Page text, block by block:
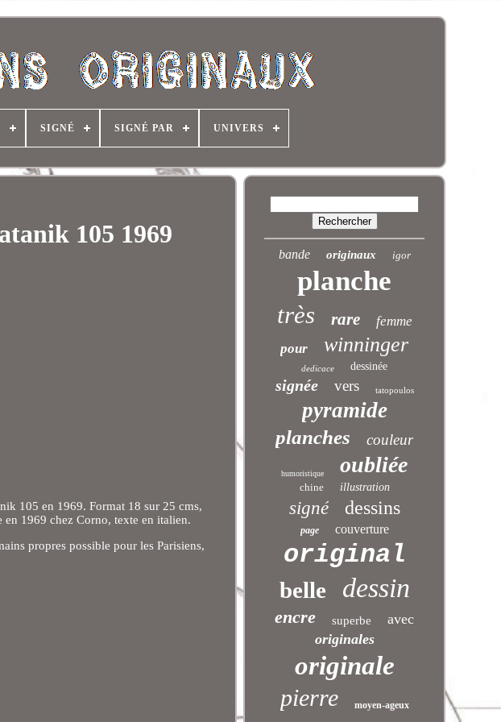
SIGNÉ SIGNÉ PAR UNIVERS
105 1969
105 en 1969. Format 18 sur 25 cms,
1969 chez Corno, texte en italien.
propres possible pour les Parisiens,
bande originaux igor
planche
très rare
femme
pour
winninger
dedicace dessinée
signée vers tatopoulos
pyramide
planches couleur
humoristique oubliée
chine illustration
signé dessins
page couverture
original
belle dessin
encre superbe
avec
originales
originale
pierre moyen-ageux